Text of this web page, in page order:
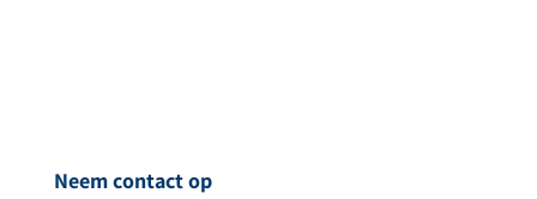
Neem contact op